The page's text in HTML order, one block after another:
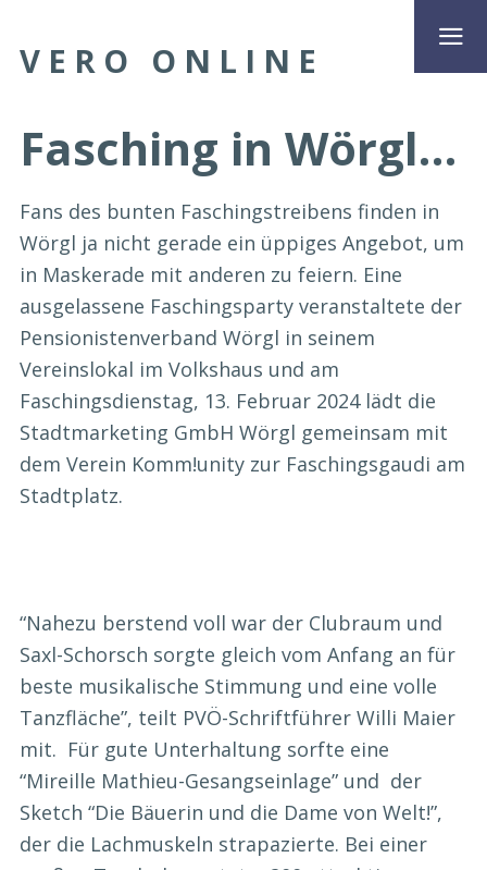
VERO ONLINE
Fasching in Wörgl…
Fans des bunten Faschingstreibens finden in
Wörgl ja nicht gerade ein üppiges Angebot, um
in Maskerade mit anderen zu feiern. Eine
ausgelassene Faschingsparty veranstaltete der
Pensionistenverband Wörgl in seinem
Vereinslokal im Volkshaus und am
Faschingsdienstag, 13. Februar 2024 lädt die
Stadtmarketing GmbH Wörgl gemeinsam mit
dem Verein Komm!unity zur Faschingsgaudi am
Stadtplatz.
“Nahezu berstend voll war der Clubraum und
Saxl-Schorsch sorgte gleich vom Anfang an für
beste musikalische Stimmung und eine volle
Tanzfläche”, teilt PVÖ-Schriftführer Willi Maier
mit. Für gute Unterhaltung sorfte eine
“Mireille Mathieu-Gesangseinlage” und der
Sketch “Die Bäuerin und die Dame von Welt!”,
der die Lachmuskeln strapazierte. Bei einer